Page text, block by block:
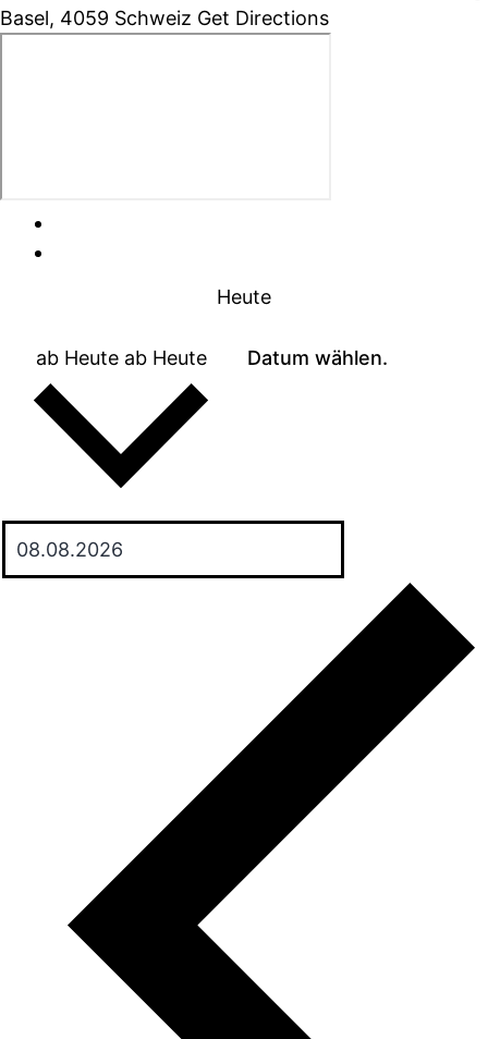
Basel, 4059 Schweiz Get Directions
Heute
ab Heute ab Heute Datum wählen.